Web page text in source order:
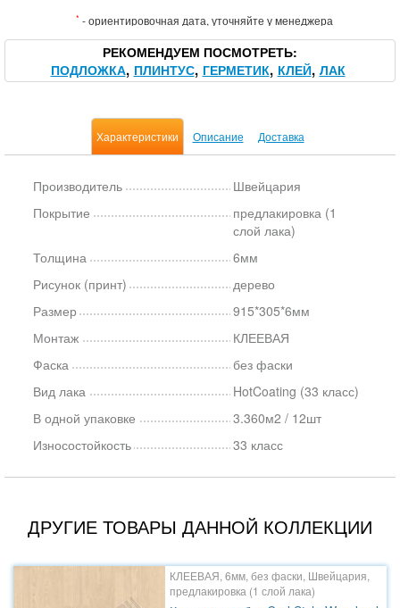
* - ориентировочная дата, уточняйте у менеджера
РЕКОМЕНДУЕМ ПОСМОТРЕТЬ
ПОДЛОЖКА ПЛИНТУС ГЕРМЕТИК КЛЕЙ ЛАК
Характеристики Описание Доставка
Производитель
Швейцария
Покрытие
предлакировка (1
слой лака)
Толщина
6мм
Рисунок (принт)
дерево
Размер
915*305*6мм
Монтаж
КЛЕЕВАЯ
Фаска
без фаски
Вид лака
HotCoating (33 класс)
В одной упаковке
3.360м2 / 12шт
Износостойкость
33 класс
ДРУГИЕ ТОВАРЫ ДАННОЙ КОЛЛЕКЦИИ
КЛЕЕВАЯ, 6мм, без фаски, Швейцария,
предлакировка (1 слой лака)